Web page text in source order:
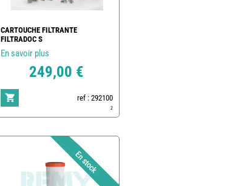
CARTOUCHE FILTRANTE
FILTRADOC S
En savoir plus
249,00 €
ref : 292100
2